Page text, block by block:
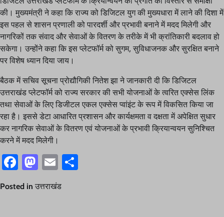
की। मुख्यमंत्री ने कहा कि राज्य को डिजिटल युग की मुख्यधारा में लाने की दिशा में
इस पहल से शासन प्रणाली को पारदर्शी और प्रभावी बनाने में मदद मिलेगी और
नागरिकों तक संवाद और सेवाओं के वितरण के तरीके में भी क्रांतिकारी बदलाव हो
सकेगा। उन्होंने कहा कि इस प्लेटफॉर्म को सुगम, सुविधाजनक और सुरक्षित बनाने
पर विशेष ध्यान दिया जाय।
बैठक में सचिव सूचना प्रोद्यौगिकी नितेश झा ने जानकारी दी कि डिजिटल
उत्तराखंड प्लेटफॉर्म को राज्य सरकार की सभी योजनाओं के त्वरित एक्सेस लिंक
तथा सेवाओं के लिए डिजीटल एकल एक्सेस प्वांइंट के रूप में विकसित किया जा
रहा है। इससे डेटा आधारित प्रशासन और कार्यक्षमता व दक्षता में अपेक्षित सुधार
कर नागरिक सेवाओं के वितरण एवं योजनाओं के प्रभावी क्रियान्वयन सुनिश्चित
करने में मदद मिलेगी।
Facebook
Mastodon
Email
Posted in उत्तराखंड